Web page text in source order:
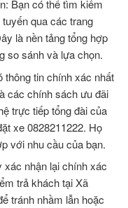
Bạn có thể tìm kiếm
qua các trang
là nền tảng tổng hợp
so sánh và lựa chọn.
thông tin chính xác nhất
các chính sách ưu đãi
trực tiếp tổng đài của
xe 0828211222. Họ
với nhu cầu của bạn.
xác nhận lại chính xác
trả khách tại Xã
tránh nhầm lẫn hoặc